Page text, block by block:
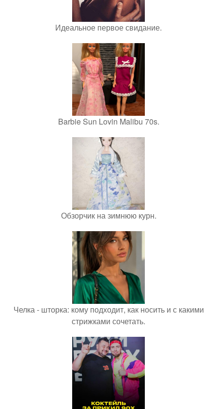
Идеальное первое свидание.
Barbie Sun Lovin Malibu 70s.
Обзорчик на зимнюю курн.
Челка - шторка: кому подходит, как носить и с какими
стрижками сочетать.